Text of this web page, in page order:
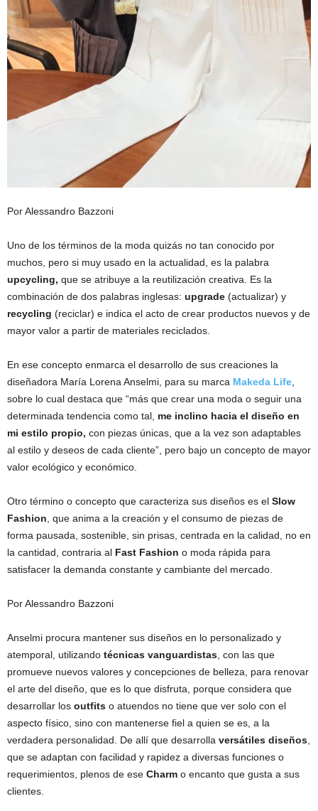
Por Alessandro Bazzoni
Uno de los términos de la moda quizás no tan conocido por
muchos, pero si muy usado en la actualidad, es la palabra
upcycling, que se atribuye a la reutilización creativa. Es la
combinación de dos palabras inglesas: upgrade (actualizar) y
recycling (reciclar) e indica el acto de crear productos nuevos y de
mayor valor a partir de materiales reciclados.
En ese concepto enmarca el desarrollo de sus creaciones la
diseñadora María Lorena Anselmi, para su marca Makeda Life
sobre lo cual destaca que “más que crear una moda o seguir una
determinada tendencia como tal, me inclino hacia el diseño en
mi estilo propio, con piezas únicas, que a la vez son adaptables
al estilo y deseos de cada cliente”, pero bajo un concepto de mayor
valor ecológico y económico.
Otro término o concepto que caracteriza sus diseños es el Slow
Fashion , que anima a la creación y el consumo de piezas de
forma pausada, sostenible, sin prisas, centrada en la calidad, no en
la cantidad, contraria al Fast Fashion o moda rápida para
satisfacer la demanda constante y cambiante del mercado.
Por Alessandro Bazzoni
Anselmi procura mantener sus diseños en lo personalizado y
atemporal, utilizando técnicas vanguardistas , con las que
promueve nuevos valores y concepciones de belleza, para renovar
el arte del diseño, que es lo que disfruta, porque considera que
desarrollar los outfits o atuendos no tiene que ver solo con el
aspecto físico, sino con mantenerse fiel a quien se es, a la
verdadera personalidad. De allí que desarrolla versátiles diseños
que se adaptan con facilidad y rapidez a diversas funciones o
requerimientos, plenos de ese Charm o encanto que gusta a sus
clientes.